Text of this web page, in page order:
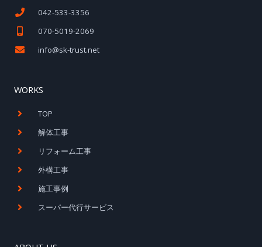
042-533-3356
070-5019-2069
info@sk-trust.net
WORKS
TOP
解体工事
リフォーム工事
外構工事
施工事例
スーパー代行サービス